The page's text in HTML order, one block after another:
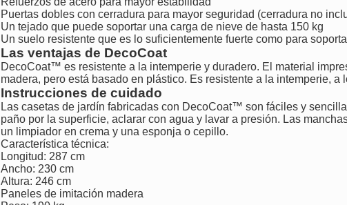
Puertas dobles con cerradura para mayor seguridad (cerradura no
Un tejado que puede soportar una carga de nieve de hasta 150 kg
Un suelo resistente que es lo suficientemente fuerte como para
Las ventajas de DecoCoat
DecoCoat™ es resistente a la intemperie y duradero. El material
madera, pero está basado en plástico. Es resistente a la intemperie, a
Instrucciones de cuidado
Las casetas de jardín fabricadas con DecoCoat™ son fáciles y
paño por la superficie, aclarar con agua y lavar a presión. Las
un limpiador en crema y una esponja o cepillo.
Característica técnica:
Longitud: 287 cm
Ancho: 230 cm
Altura: 246 cm
Paneles de imitación madera